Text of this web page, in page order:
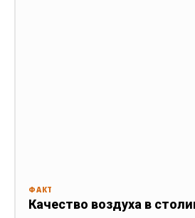
ФАКТ
Качество воздуха в